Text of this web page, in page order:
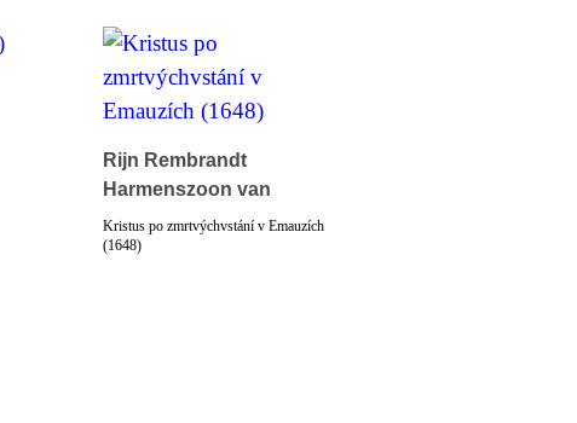
Rijn Rembrandt
Harmenszoon van
Kristus po zmrtvýchvstání v Emauzích
(1648)